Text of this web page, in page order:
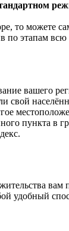
то можете
по этапам
вашего
свой
пункта в
вам
удобный